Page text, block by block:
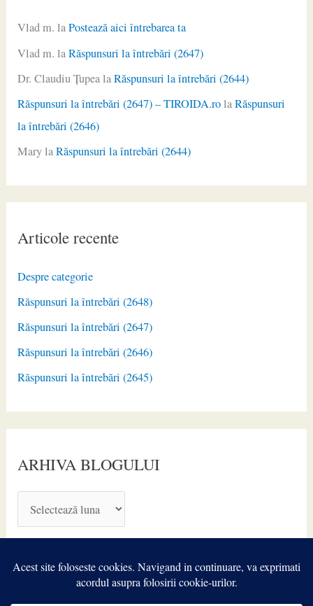
Vlad m. laPostează aici întrebarea ta
Vlad m. laRăspunsuri la întrebări (2647)
Dr. Claudiu ŢupealaRăspunsuri la întrebări (2644)
Răspunsuri la întrebări (2647) – TIROIDA.rolaRăspunsuri
la întrebări (2646)
MarylaRăspunsuri la întrebări (2644)
Articole recente
Despre categorie
Răspunsuri la întrebări (2648)
Răspunsuri la întrebări (2647)
Răspunsuri la întrebări (2646)
Răspunsuri la întrebări (2645)
ARHIVA BLOGULUI
R
I